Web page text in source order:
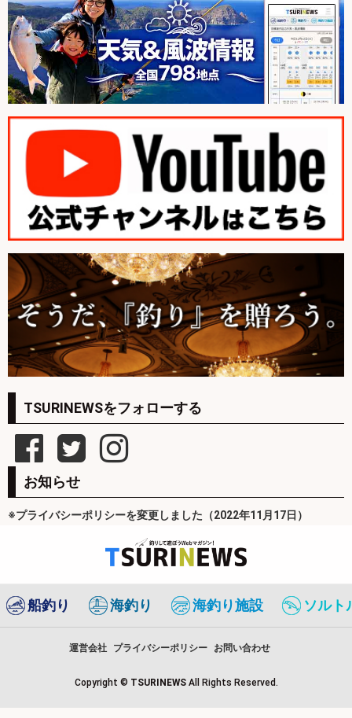
TSURINEWSをフォローする
お知らせ
※プライバシーポリシーを変更しました（2022年11月17日）
船釣り 海釣り 海釣り施設 ソルト
運営会社 プライバシーポリシー お問い合わせ
Copyright © TSURINEWS All Rights Reserved.